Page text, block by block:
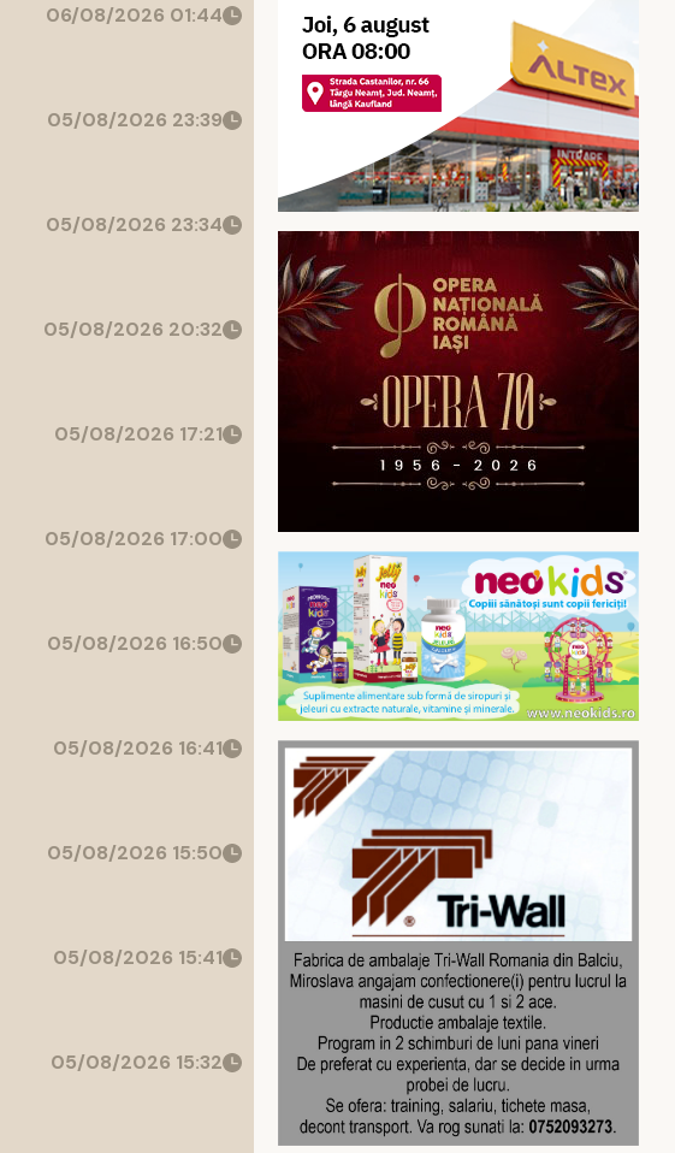
06/08/2026 01:44
05/08/2026 23:39
05/08/2026 23:34
05/08/2026 20:32
05/08/2026 17:21
05/08/2026 17:00
05/08/2026 16:50
05/08/2026 16:41
05/08/2026 15:50
05/08/2026 15:41
05/08/2026 15:32